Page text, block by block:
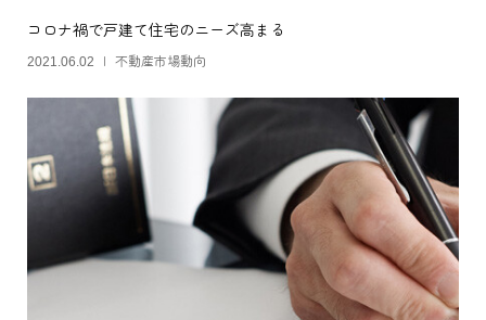
コロナ禍で戸建て住宅のニーズ高まる
2021.06.02 不動産市場動向